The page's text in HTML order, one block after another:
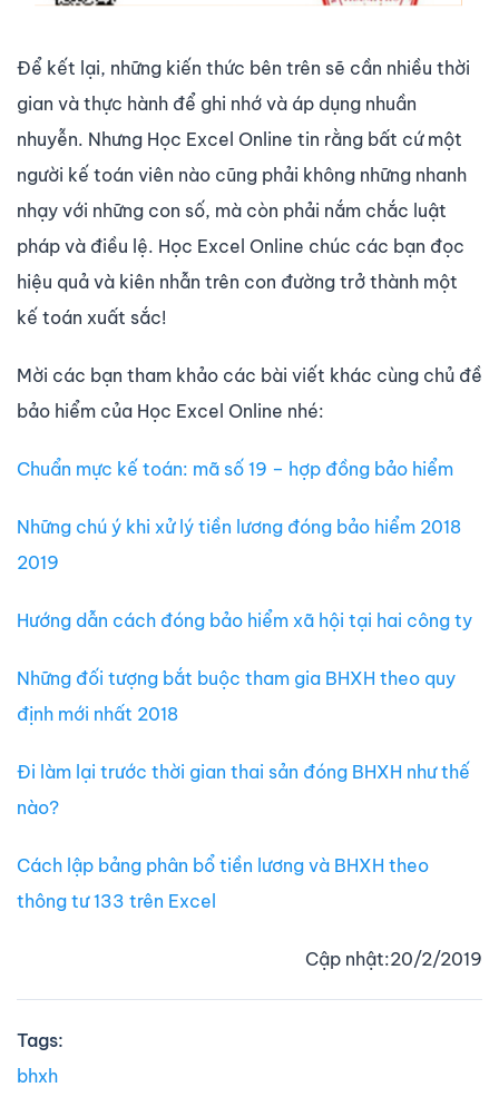
Để kết lại, những kiến thức bên trên sẽ cần nhiều thời
gian và thực hành để ghi nhớ và áp dụng nhuần
nhuyễn. Nhưng Học Excel Online tin rằng bất cứ một
người kế toán viên nào cũng phải không những nhanh
nhạy với những con số, mà còn phải nắm chắc luật
pháp và điều lệ. Học Excel Online chúc các bạn đọc
hiệu quả và kiên nhẫn trên con đường trở thành một
kế toán xuất sắc!
Mời các bạn tham khảo các bài viết khác cùng chủ đề
bảo hiểm của Học Excel Online nhé:
Chuẩn mực kế toán: mã số 19 – hợp đồng bảo hiểm
Những chú ý khi xử lý tiền lương đóng bảo hiểm 2018
2019
Hướng dẫn cách đóng bảo hiểm xã hội tại hai công ty
Những đối tượng bắt buộc tham gia BHXH theo quy
định mới nhất 2018
Đi làm lại trước thời gian thai sản đóng BHXH như thế
nào?
Cách lập bảng phân bổ tiền lương và BHXH theo
thông tư 133 trên Excel
Cập nhật:20/2/2019
Tags:
bhxh